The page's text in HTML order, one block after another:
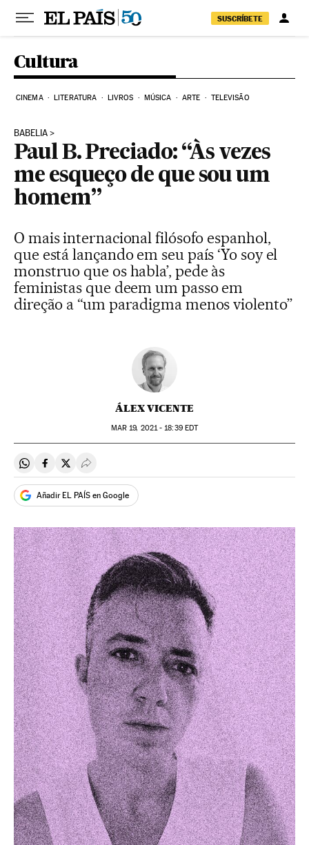
Pular para o conteúdo
SUSCRÍBETE
Cultura
CINEMA LITERATURA LIVROS MÚSICA ARTE TELEVISÃO
BABELIA
Paul B. Preciado: “Às vezes
me esqueço de que sou um
homem”
O mais internacional filósofo espanhol,
que está lançando em seu país ‘Yo soy el
monstruo que os habla’, pede às
feministas que deem um passo em
direção a “um paradigma menos violento”
ÁLEX VICENTE
MAR 19, 2021 - 18:39EDT
Compartir en Whatsapp
Compartir en Facebook
Compartir en Twitter
Desplegar Redes Sociales
Añadir EL PAÍS en Google